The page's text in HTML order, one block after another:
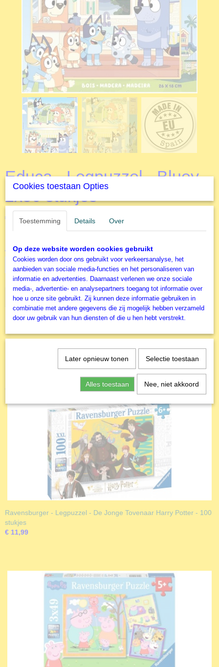
Educa - Legpuzzel - Bluey -
2x50 stukjes
€ 10,99 (inclusief btw 21%)
Aantal
IN WINKELWAGEN
Ravensburger - Legpuzzel - De Jonge Tovenaar Harry Potter - 100
stukjes
€ 11,99
Cookies toestaan Opties
Toestemming Details Over
Op deze website worden cookies gebruikt
Cookies worden door ons gebruikt voor verkeersanalyse, het
aanbieden van sociale media-functies en het personaliseren van
informatie en advertenties. Daarnaast verlenen we onze sociale
media-, advertentie- en analysepartners toegang tot informatie over
hoe u onze site gebruikt. Zij kunnen deze informatie gebruiken in
combinatie met andere gegevens die zij mogelijk hebben verzameld
door uw gebruik van hun diensten of die u hen hebt verstrekt.
Later opnieuw tonen Selectie toestaan
Alles toestaan Nee, niet akkoord